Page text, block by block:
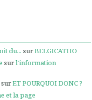
du... surBELGICATHO
surl'information
surET POURQUOI DONC ?
et la page